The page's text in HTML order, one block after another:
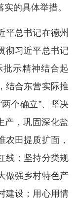
的具体举措。
平总书记在德州
彻习近平总书记
示精神结合起
结合东营实际推
个确立”、坚决
产，巩固深化盐
农田提质扩面，
线；坚持分类规
做强乡村特色产
建设；用心用情